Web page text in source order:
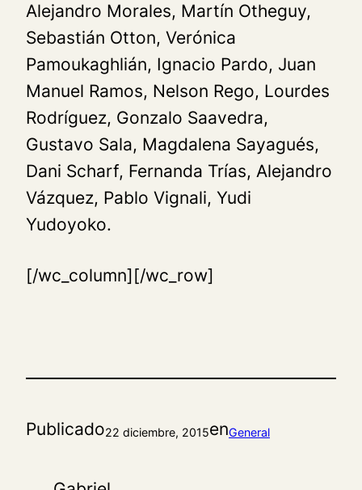
Alejandro Morales, Martín Otheguy,
Sebastián Otton, Verónica
Pamoukaghlián, Ignacio Pardo, Juan
Manuel Ramos, Nelson Rego, Lourdes
Rodríguez, Gonzalo Saavedra,
Gustavo Sala, Magdalena Sayagués,
Dani Scharf, Fernanda Trías, Alejandro
Vázquez, Pablo Vignali, Yudi
Yudoyoko.
[/wc_column][/wc_row]
Publicado22 diciembre, 2015enGeneral